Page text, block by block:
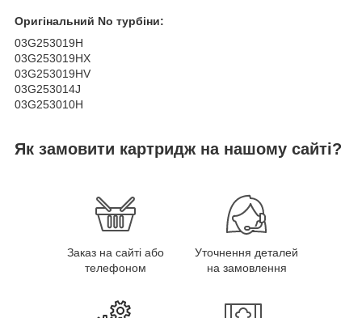
Оригінальний No турбіни:
03G253019H
03G253019HX
03G253019HV
03G253014J
03G253010H
Як замовити картридж на нашому сайті?
Заказ на сайті або
телефоном
Уточнення деталей
на замовлення